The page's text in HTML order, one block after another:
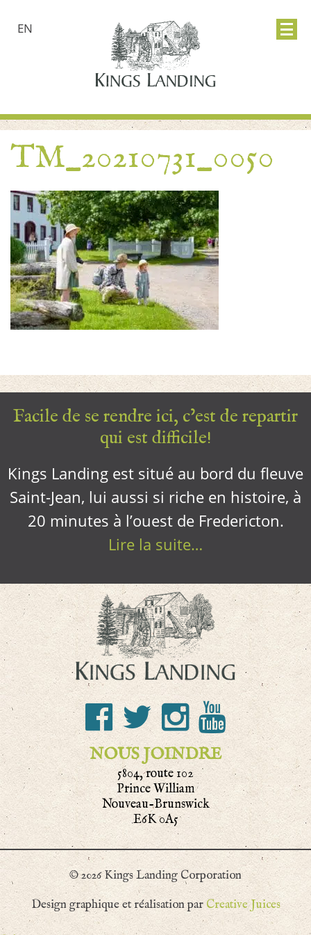
EN
TM_20210731_0050
Facile de se rendre ici, c’est de repartir
qui est difficile!
Kings Landing est situé au bord du fleuve
Saint-Jean, lui aussi si riche en histoire, à
20 minutes à l’ouest de Fredericton.
Lire la suite…
NOUS JOINDRE
5804, route 102
Prince William
Nouveau-Brunswick
E6K 0A5
© 2026 Kings Landing Corporation
Design graphique et réalisation par Creative Juices